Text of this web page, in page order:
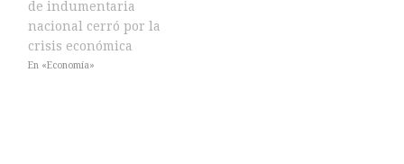
de indumentaria
nacional cerró por la
crisis económica
En «Economía»